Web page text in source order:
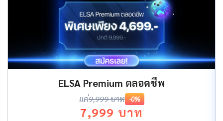
ELSA Premium ตลอดชีพ
แค่9,999 บาท -0%
7,999 บาท